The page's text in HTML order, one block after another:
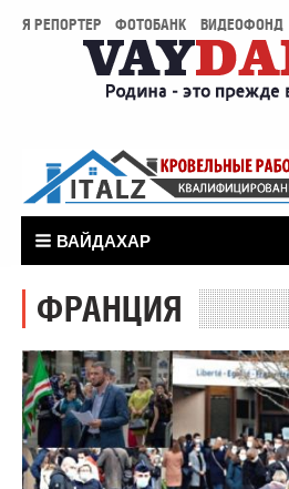
Я РЕПОРТЕР ФОТОБАНК ВИДЕОФОНД
ВАЙДАХАР
ФРАНЦИЯ